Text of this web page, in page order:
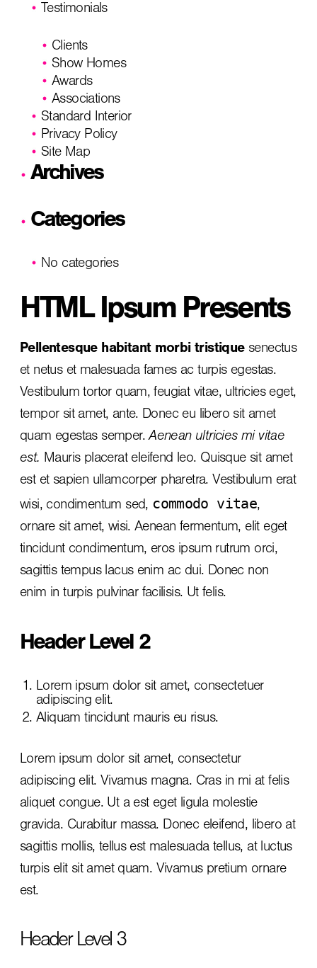
Testimonials
Clients
Show Homes
Awards
Associations
Standard Interior
Privacy Policy
Site Map
Archives
Categories
No categories
HTML Ipsum Presents
Pellentesque habitant morbi tristiquesenectus
et netus et malesuada fames ac turpis egestas.
Vestibulum tortor quam, feugiat vitae, ultricies eget,
tempor sit amet, ante. Donec eu libero sit amet
quam egestas semper.Aenean ultricies mi vitae
est. Mauris placerat eleifend leo. Quisque sit amet
est et sapien ullamcorper pharetra. Vestibulum erat
wisi, condimentum sed, commodo vitae,
ornare sit amet, wisi. Aenean fermentum, elit eget
tincidunt condimentum, eros ipsum rutrum orci,
sagittis tempus lacus enim ac dui. Donec non
enim in turpis pulvinar facilisis. Ut felis.
Header Level 2
Lorem ipsum dolor sit amet, consectetuer
adipiscing elit.
Aliquam tincidunt mauris eu risus.
Lorem ipsum dolor sit amet, consectetur
adipiscing elit. Vivamus magna. Cras in mi at felis
aliquet congue. Ut a est eget ligula molestie
gravida. Curabitur massa. Donec eleifend, libero at
sagittis mollis, tellus est malesuada tellus, at luctus
turpis elit sit amet quam. Vivamus pretium ornare
est.
Header Level 3